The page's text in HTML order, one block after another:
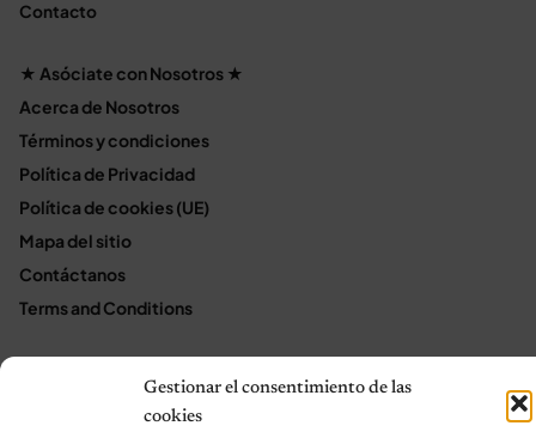
Gestionar el consentimiento de las
cookies
Contacto
★ Asóciate con Nosotros ★
Acerca de Nosotros
Términos y condiciones
Política de Privacidad
Política de cookies (UE)
Mapa del sitio
Contáctanos
Terms and Conditions
Política de privacidad